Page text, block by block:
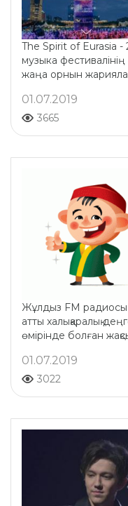
The Spirit of Eurasia -
музыка
жаңа орнын
01.07.2019
3665
Жұлдыз FM радиосы
атты xалықаралық
өмірінде болған
01.07.2019
3022